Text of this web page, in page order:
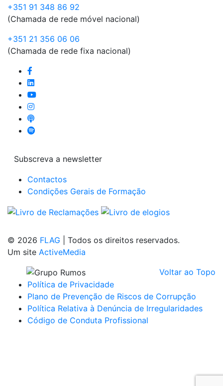
+351 91 348 86 92
(Chamada de rede móvel nacional)
+351 21 356 06 06
(Chamada de rede fixa nacional)
Subscreva a newsletter
Contactos
Condições Gerais de Formação
© 2026 FLAG
Todos os direitos reservados.
Um site ActiveMedia
Voltar ao Topo
Política de Privacidade
Plano de Prevenção de Riscos de Corrupção
Política Relativa à Denúncia de Irregularidades
Código de Conduta Profissional